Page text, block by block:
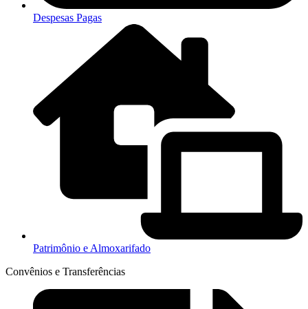
Despesas Pagas
Patrimônio e Almoxarifado
Convênios e Transferências